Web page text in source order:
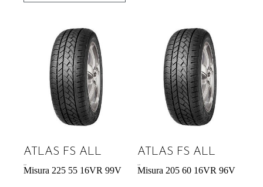
ATLAS FS ALL
Misura 225 55 16VR 99V
ATLAS FS ALL
Misura 205 60 16VR 96V